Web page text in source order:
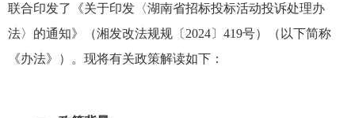
联合印发了《关于印发〈湖南省招标投标活动投诉处理办
法〉的通知》（湘发改法规规〔2024〕419号）（以下简称
《办法》）。现将有关政策解读如下：